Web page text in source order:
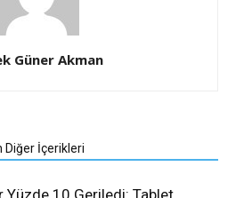
Güner Akman
Diğer İçerikleri